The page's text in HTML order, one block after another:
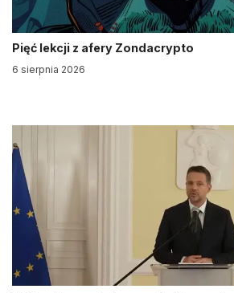
Pięć lekcji z afery Zondacrypto
6 sierpnia 2026